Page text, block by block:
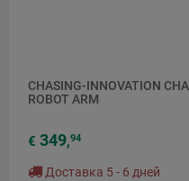
CHASING-INNOVATION
ROBOT ARM
€ 349,94
Доставка 5 - 6 дней